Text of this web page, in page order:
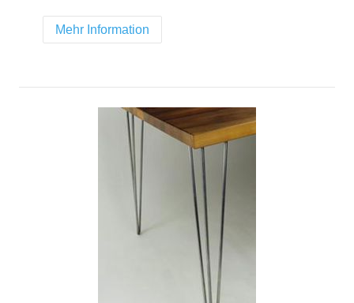
Mehr Information